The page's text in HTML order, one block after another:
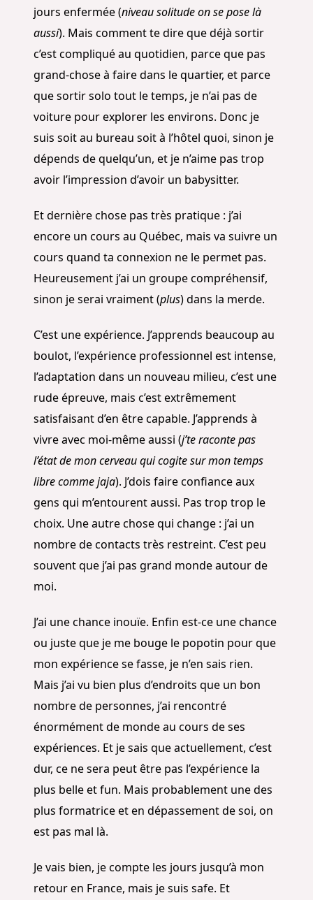
jours enfermée (niveau solitude on se pose là
aussi). Mais comment te dire que déjà sortir
c’est compliqué au quotidien, parce que pas
grand-chose à faire dans le quartier, et parce
que sortir solo tout le temps, je n’ai pas de
voiture pour explorer les environs. Donc je
suis soit au bureau soit à l’hôtel quoi, sinon je
dépends de quelqu’un, et je n’aime pas trop
avoir l’impression d’avoir un babysitter.
Et dernière chose pas très pratique : j’ai
encore un cours au Québec, mais va suivre un
cours quand ta connexion ne le permet pas.
Heureusement j’ai un groupe compréhensif,
sinon je serai vraiment (plus) dans la merde.
C’est une expérience. J’apprends beaucoup au
boulot, l’expérience professionnel est intense,
l’adaptation dans un nouveau milieu, c’est une
rude épreuve, mais c’est extrêmement
satisfaisant d’en être capable. J’apprends à
vivre avec moi-même aussi (j’te raconte pas
l’état de mon cerveau qui cogite sur mon temps
libre comme jaja). J’dois faire confiance aux
gens qui m’entourent aussi. Pas trop trop le
choix. Une autre chose qui change : j’ai un
nombre de contacts très restreint. C’est peu
souvent que j’ai pas grand monde autour de
moi.
J’ai une chance inouïe. Enfin est-ce une chance
ou juste que je me bouge le popotin pour que
mon expérience se fasse, je n’en sais rien.
Mais j’ai vu bien plus d’endroits que un bon
nombre de personnes, j’ai rencontré
énormément de monde au cours de ses
expériences. Et je sais que actuellement, c’est
dur, ce ne sera peut être pas l’expérience la
plus belle et fun. Mais probablement une des
plus formatrice et en dépassement de soi, on
est pas mal là.
Je vais bien, je compte les jours jusqu’à mon
retour en France, mais je suis safe. Et